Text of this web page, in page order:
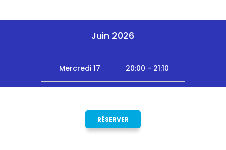
Juin 2026
Mercredi 17 20:00 - 21:10
RÉSERVER